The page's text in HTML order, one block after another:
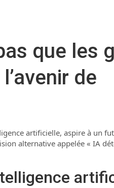
que les
de
artificielle, aspire à un
alternative appelée « IA